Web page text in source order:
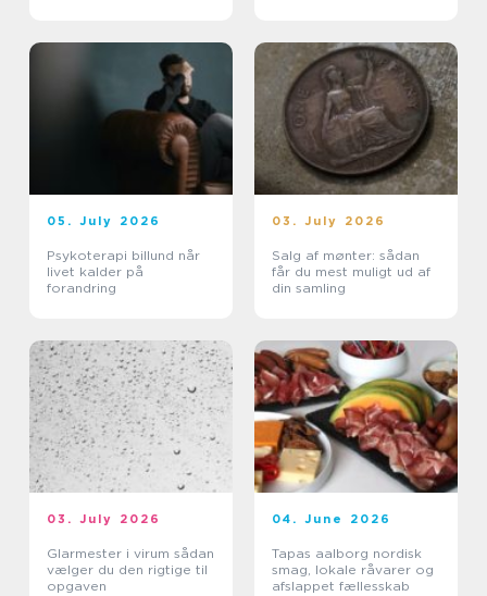
05. July 2026
Psykoterapi billund når
livet kalder på
forandring
03. July 2026
Salg af mønter: sådan
får du mest muligt ud af
din samling
03. July 2026
Glarmester i virum sådan
vælger du den rigtige til
opgaven
04. June 2026
Tapas aalborg nordisk
smag, lokale råvarer og
afslappet fællesskab